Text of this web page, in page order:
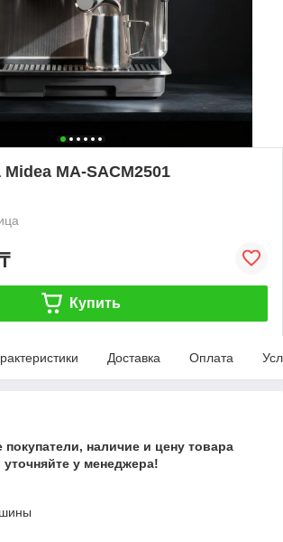
MA-SACM2501
₸
Купить
Доставка Оплата
наличие и цену товара
уточняйте у менеджера!